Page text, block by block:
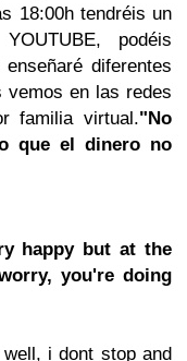
18:00h tendréis un
podéis
diferentes
vemos en las redes
familia virtual."No
que el dinero no
happy but at the
you're doing
i dont stop and